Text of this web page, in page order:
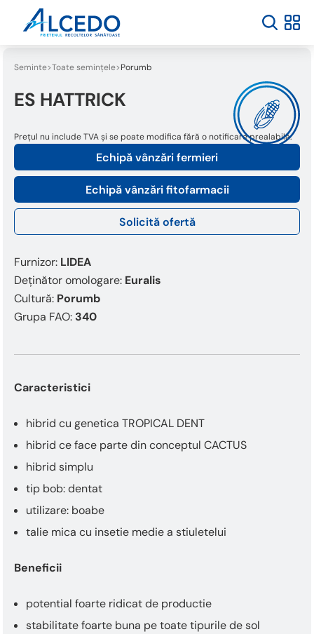
Welcome
One
screen
reader.
start
One
Accessibility
press
This
reader
help
navigate
and
with
the
Seminte Toate semințele Porumb
ES HATTRICK
Echipă vânzări fermieri
Echipă vânzări fitofarmacii
Solicită ofertă
Prețul nu include TVA și se poate modifica fără o notificare prealabilă.
Furnizor: LIDEA
Deținător omologare: Euralis
Cultură: Porumb
Grupa FAO: 340
Caracteristici
hibrid cu genetica TROPICAL DENT
hibrid ce face parte din conceptul CACTUS
hibrid simplu
tip bob: dentat
utilizare: boabe
talie mica cu insetie medie a stiuletelui
Beneficii
potential foarte ridicat de productie
stabilitate foarte buna pe toate tipurile de sol